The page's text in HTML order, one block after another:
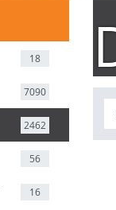
18
7090
2462
56
16